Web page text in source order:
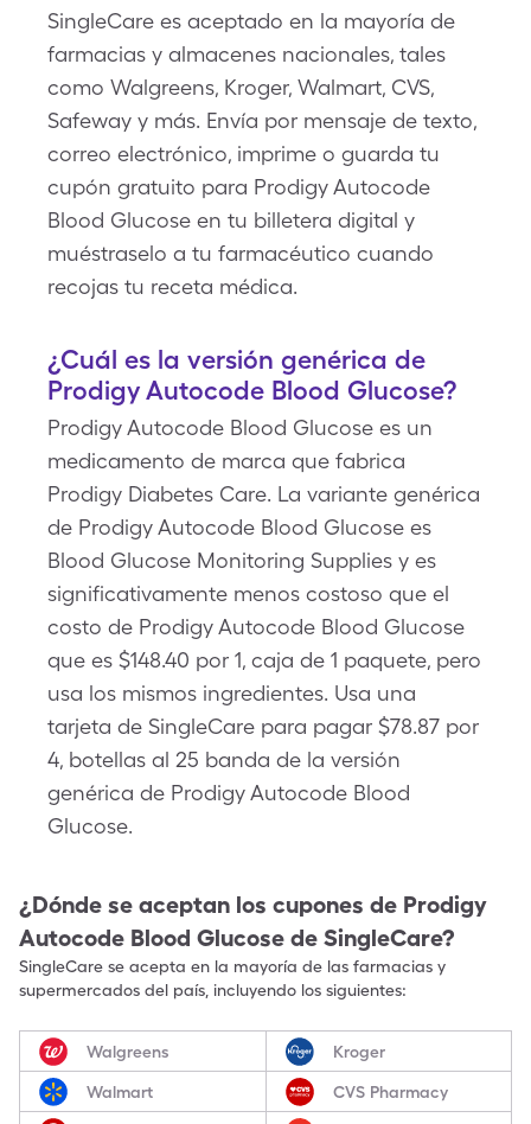
SingleCare es aceptado en la mayoría de
farmacias y almacenes nacionales, tales
como Walgreens, Kroger, Walmart, CVS,
Safeway y más. Envía por mensaje de texto,
correo electrónico, imprime o guarda tu
cupón gratuito para Prodigy Autocode
Blood Glucose en tu billetera digital y
muéstraselo a tu farmacéutico cuando
recojas tu receta médica.
¿Cuál es la versión genérica de
Prodigy Autocode Blood Glucose?
Prodigy Autocode Blood Glucose es un
medicamento de marca que fabrica
Prodigy Diabetes Care. La variante genérica
de Prodigy Autocode Blood Glucose es
Blood Glucose Monitoring Supplies y es
significativamente menos costoso que el
costo de Prodigy Autocode Blood Glucose
que es $148.40 por 1, caja de 1 paquete, pero
usa los mismos ingredientes. Usa una
tarjeta de SingleCare para pagar $78.87 por
4, botellas al 25 banda de la versión
genérica de Prodigy Autocode Blood
Glucose.
¿Dónde se aceptan los cupones de Prodigy
Autocode Blood Glucose de SingleCare?
SingleCare se acepta en la mayoría de las farmacias y
supermercados del país, incluyendo los siguientes:
Walgreens Kroger
Walmart CVS Pharmacy